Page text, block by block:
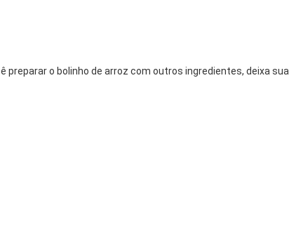
preparar o bolinho de arroz com outros ingredientes, deixa sua